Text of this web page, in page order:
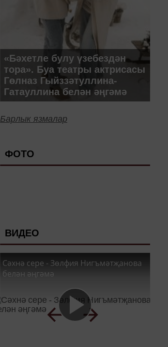
«Бәхетле булу үзебездән
тора». Буа театры актрисасы
Гөлназ Гыйззәтуллина-
Гатауллина белән әңгәмә
Барлык язмалар
ФОТО
ВИДЕО
Сәхнә сере - Зөлфия Нигъмәтҗанова
белән әңгәмә